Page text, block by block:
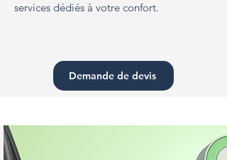
services dédiés à votre confort.
Demande de devis